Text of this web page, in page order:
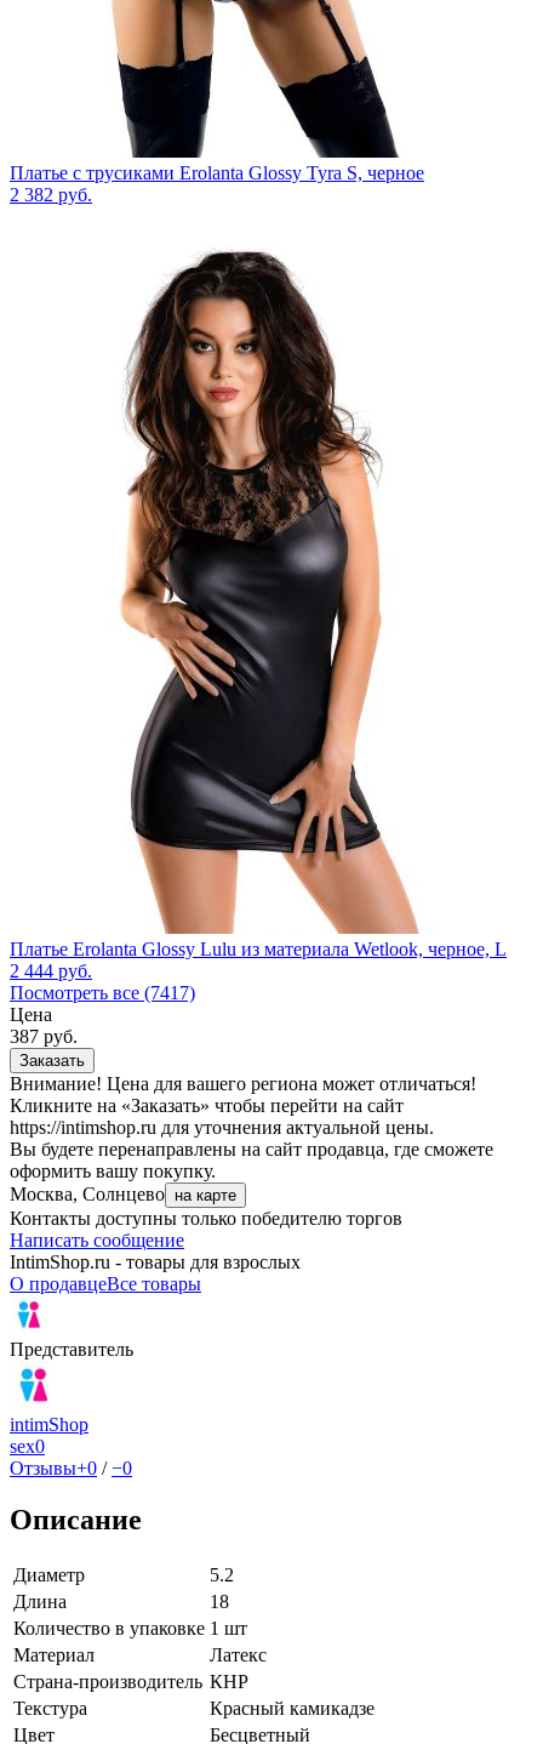
Платье с трусиками Erolanta Glossy Tyra S, черное
2 382 руб.
Платье Erolanta Glossy Lulu из материала Wetlook, черное, L
2 444 руб.
Посмотреть все (7417)
Цена
387 руб.
Заказать
Внимание! Цена для вашего региона может отличаться!
Кликните на «Заказать» чтобы перейти на сайт
https://intimshop.ru для уточнения актуальной цены.
Вы будете перенаправлены на сайт продавца, где сможете
оформить вашу покупку.
Москва, Солнцево на карте
Контакты доступны только победителю торгов
Написать сообщение
IntimShop.ru - товары для взрослых
О продавцеВсе товары
Представитель
intimShop
sex0
Отзывы+0 /−0
Описание
Диаметр
5.2
Длина
18
Количество в упаковке 1 шт
Материал
Латекс
Страна-производитель КНР
Текстура
Красный камикадзе
Цвет
Бесцветный